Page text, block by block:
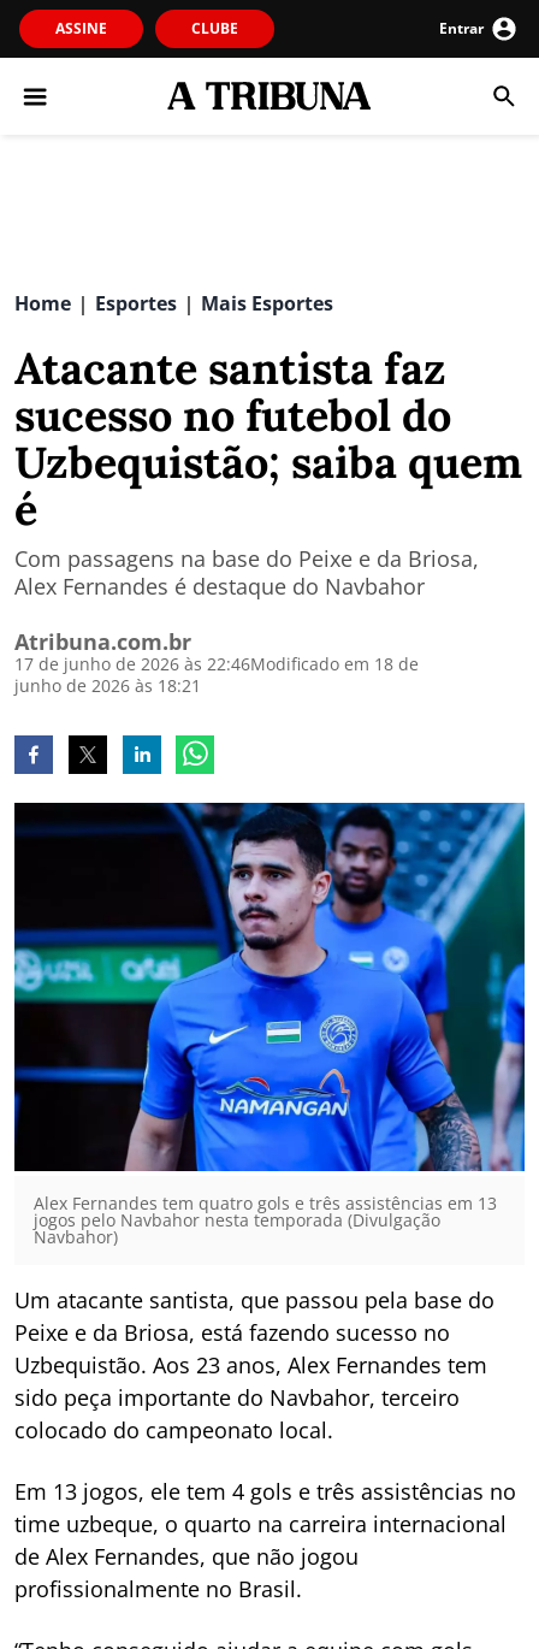
ASSINE CLUBE Entrar
Home | Esportes | Mais Esportes
Atacante santista faz
sucesso no futebol do
Uzbequistão; saiba quem
é
Com passagens na base do Peixe e da Briosa,
Alex Fernandes é destaque do Navbahor
Atribuna.com.br
17 de junho de 2026 às 22:46Modificado em 18 de
junho de 2026 às 18:21
Alex Fernandes tem quatro gols e três assistências em 13
jogos pelo Navbahor nesta temporada (Divulgação
Navbahor)
Um atacante santista, que passou pela base do
Peixe e da Briosa, está fazendo sucesso no
Uzbequistão. Aos 23 anos, Alex Fernandes tem
sido peça importante do Navbahor, terceiro
colocado do campeonato local.
Em 13 jogos, ele tem 4 gols e três assistências no
time uzbeque, o quarto na carreira internacional
de Alex Fernandes, que não jogou
profissionalmente no Brasil.